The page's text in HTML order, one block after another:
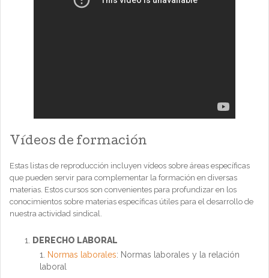
Vídeos de formación
Estas listas de reproducción incluyen vídeos sobre áreas específicas
que pueden servir para complementar la formación en diversas
materias. Estos cursos son convenientes para profundizar en los
conocimientos sobre materias específicas útiles para el desarrollo de
nuestra actividad sindical.
DERECHO LABORAL
Normas laborales: Normas laborales y la relación
laboral